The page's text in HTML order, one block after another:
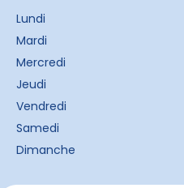
Lundi
Mardi
Mercredi
Jeudi
Vendredi
Samedi
Dimanche